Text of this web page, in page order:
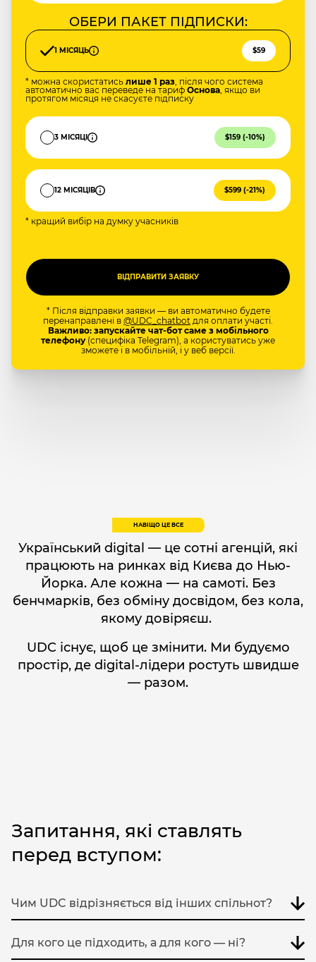
ОБЕРИ ПАКЕТ ПІДПИСКИ:
1 МІСЯЦЬ $59
* можна скористатись лише 1 раз, після чого система
автоматично вас переведе на тариф Основа, якщо ви
протягом місяця не скасуєте підписку
3 МІСЯЦІ $159 (-10%)
12 МІСЯЦІВ $599 (-21%)
* кращий вибір на думку учасників
* Після відправки заявки — ви автоматично будете
перенаправлені в @UDC_chatbot для оплати участі.
Важливо: запускайте чат-бот саме з мобільного
телефону(специфіка Telegram), а користуватись уже
зможете і в мобільній, і у веб версії.
НАВІЩО ЦЕ ВСЕ
Український digital — це сотні агенцій, які
працюють на ринках від Києва до Нью-
Йорка. Але кожна — на самоті. Без
бенчмарків, без обміну досвідом, без кола,
якому довіряєш.
UDC існує, щоб це змінити. Ми будуємо
простір, де digital-лідери ростуть швидше
— разом.
Запитання, які ставлять
перед вступом:
Чим UDC відрізняється від інших спільнот?
нетворкінгу раз на рік. Це велика екосистема, де ми обʼєднуємо
digital-лідерів, 63% з яких — власники агенцій Expert-рівня.
Для кого це підходить, а для кого — ні?